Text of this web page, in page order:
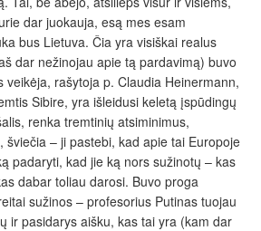
dar juokauja, esą mes esam
bus Lietuva. Čia yra visiškai realus
dar nežinojau apie tą pardavimą) buvo
veikėja, rašytoja p. Claudia Heinermann,
Sibire, yra išleidusi keletą įspūdingų
renka tremtinių atsiminimus,
šviečia – ji pastebi, kad apie tai Europoje
padaryti, kad jie ką nors sužinotų – kas
dabar toliau darosi. Buvo proga
sužinos – profesorius Putinas tuojau
ir pasidarys aišku, kas tai yra (kam dar